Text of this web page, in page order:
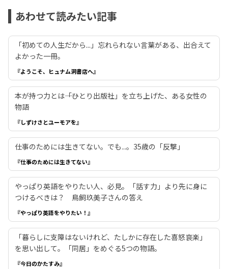
あわせて読みたい記事
「初めての人生だから...」忘れられない言葉がある、出合えて
よかった一冊。
『ようこそ、ヒュナム洞書店へ』
本が持つ力とは――「ひとり出版社」を立ち上げた、ある女性の
物語
『しずけさとユーモアを』
仕事のためには生きてない。でも...。35歳の「反撃」
『仕事のためには生きてない』
やっぱり英語をやりたい人、必見。「話す力」より先に身に
つけるべきは？ 鳥飼玖美子さんの答え
『やっぱり英語をやりたい！』
「暮らしに支障はないけれど、たしかに存在した喜怒哀楽」
を思い出して。「同居」をめぐる5つの物語。
『今日のかたすみ』